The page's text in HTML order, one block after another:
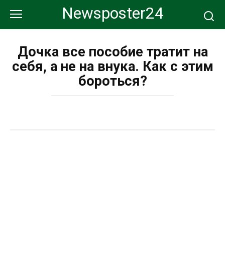
контенту
Newsposter24
Дочка все пособие тратит на
себя, а не на внука. Как с этим
бороться?